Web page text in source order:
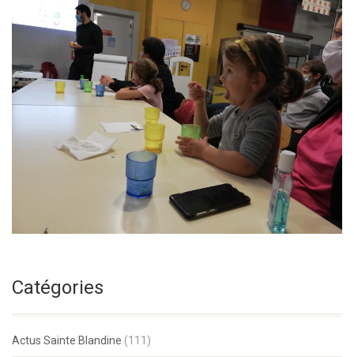
Catégories
Actus Sainte Blandine (111)